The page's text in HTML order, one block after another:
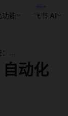
功能 飞书 AI
动化